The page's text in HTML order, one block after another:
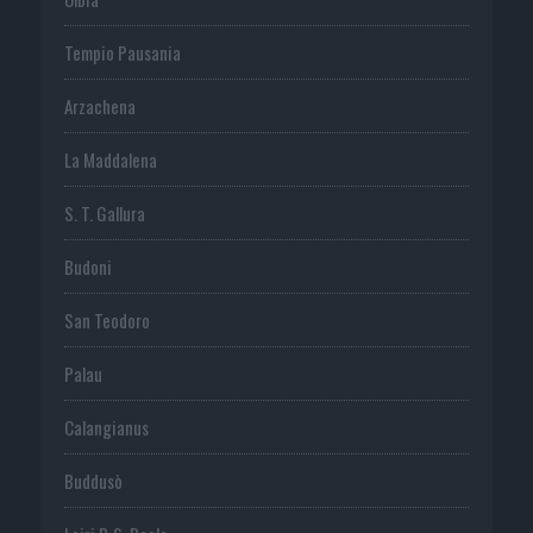
Tempio Pausania
Arzachena
La Maddalena
S. T. Gallura
Budoni
San Teodoro
Palau
Calangianus
Buddusò